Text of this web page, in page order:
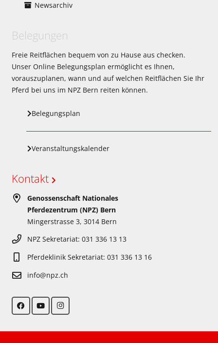
Newsarchiv
Belegungen
Freie Reitflächen bequem von zu Hause aus checken.
Unser Online Belegungsplan ermöglicht es Ihnen,
vorauszuplanen, wann und auf welchen Reitflächen Sie Ihr
Pferd bei uns im NPZ Bern reiten können.
Belegungsplan
Veranstaltungskalender
Kontakt
Genossenschaft Nationales
Pferdezentrum (NPZ) Bern
Mingerstrasse 3, 3014 Bern
NPZ Sekretariat: 031 336 13 13
Pferdeklinik Sekretariat: 031 336 13 16
info@npz.ch